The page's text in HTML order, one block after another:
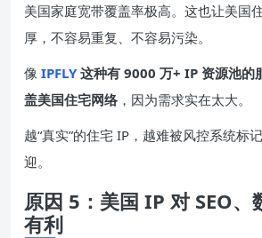
美国家庭宽带覆盖率极高。这也让美国
厚，不容易重复、不容易污染。
像 IPFLY这种有 9000 万+ IP 资源池的
盖美国住宅网络，因为需求实在太大。
越“真实”的住宅 IP，越难被风控系统标
迎。
原因 5：美国 IP 对 SEO、
有利